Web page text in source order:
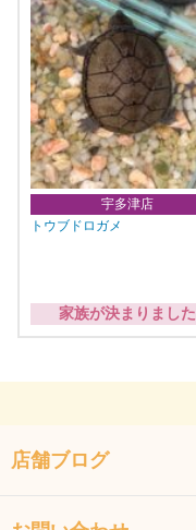
宇多津店
トウブドロガメ
家族が決まりました
店舗ブログ